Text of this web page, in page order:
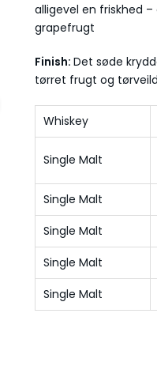
alligevel en friskhed
grapefrugt
Finish: Det søde
tørret frugt og
Whiskey
Single Malt
Single Malt
Single Malt
Single Malt
Single Malt